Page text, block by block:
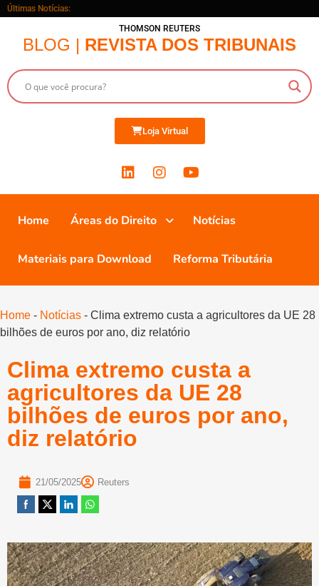
Últimas Notícias:
THOMSON REUTERS
BLOG | REVISTA DOS TRIBUNAIS
Loja Virtual
Home Áreas do Direito Notícias
Materiais para Download Reforma Tributária
Home - Notícias - Clima extremo custa a agricultores da UE 28
bilhões de euros por ano, diz relatório
Clima extremo custa a
agricultores da UE 28
bilhões de euros por ano,
diz relatório
21/05/2025 Reuters